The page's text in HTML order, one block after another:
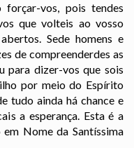
vos, pois tendes
que volteis ao vosso
Sede homens e
de compreenderdes as
para dizer-vos que sois
por meio do Espírito
tudo ainda há chance e
a esperança. Esta é a
Nome da Santíssima